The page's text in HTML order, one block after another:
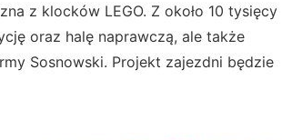
z klocków LEGO. Z około 10 tysięcy
oraz halę naprawczą, ale także
Sosnowski. Projekt zajezdni będzie